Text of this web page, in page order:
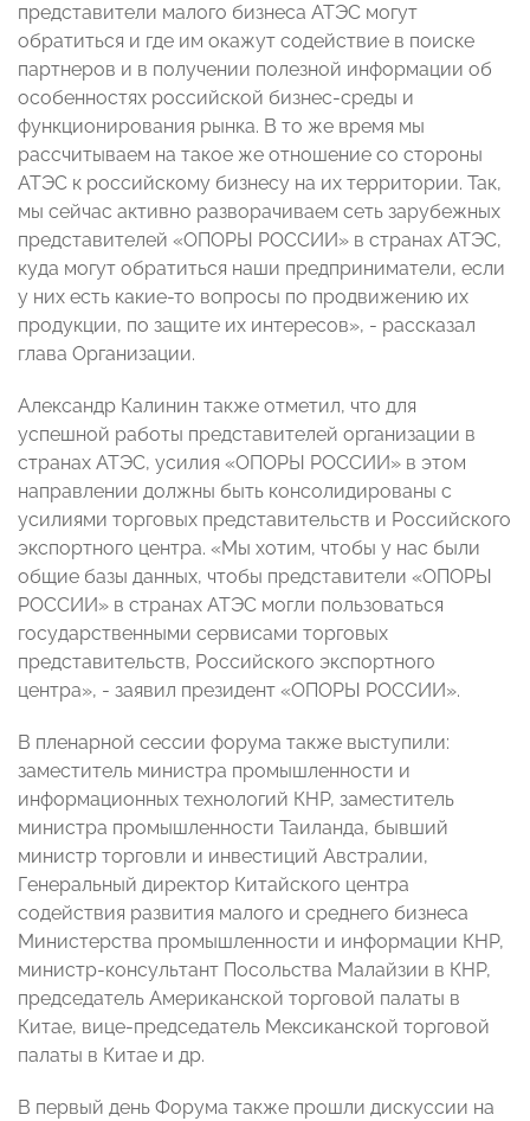
представители малого бизнеса АТЭС могут
обратиться и где им окажут содействие в поиске
партнеров и в получении полезной информации об
особенностях российской бизнес-среды и
функционирования рынка. В то же время мы
рассчитываем на такое же отношение со стороны
АТЭС к российскому бизнесу на их территории. Так,
мы сейчас активно разворачиваем сеть зарубежных
представителей «ОПОРЫ РОССИИ» в странах АТЭС,
куда могут обратиться наши предприниматели, если
у них есть какие-то вопросы по продвижению их
продукции, по защите их интересов», - рассказал
глава Организации.
Александр Калинин также отметил, что для
успешной работы представителей организации в
странах АТЭС, усилия «ОПОРЫ РОССИИ» в этом
направлении должны быть консолидированы с
усилиями торговых представительств и Российского
экспортного центра. «Мы хотим, чтобы у нас были
общие базы данных, чтобы представители «ОПОРЫ
РОССИИ» в странах АТЭС могли пользоваться
государственными сервисами торговых
представительств, Российского экспортного
центра», - заявил президент «ОПОРЫ РОССИИ».
В пленарной сессии форума также выступили:
заместитель министра промышленности и
информационных технологий КНР, заместитель
министра промышленности Таиланда, бывший
министр торговли и инвестиций Австралии,
Генеральный директор Китайского центра
содействия развития малого и среднего бизнеса
Министерства промышленности и информации КНР,
министр-консультант Посольства Малайзии в КНР,
председатель Американской торговой палаты в
Китае, вице-председатель Мексиканской торговой
палаты в Китае и др.
В первый день Форума также прошли дискуссии на